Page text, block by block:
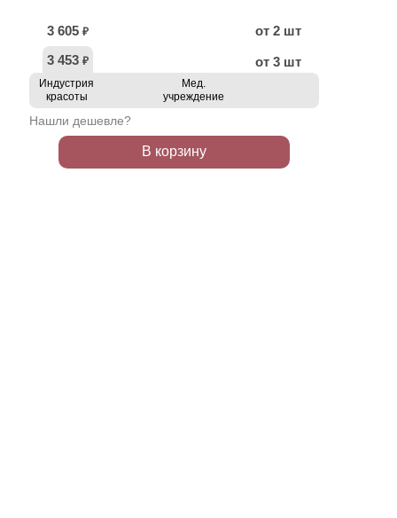
3 605 ₽
от 2 шт
3 453 ₽ от 3 шт
Индустрия
красоты
Мед.
учреждение
Нашли дешевле?
В корзину